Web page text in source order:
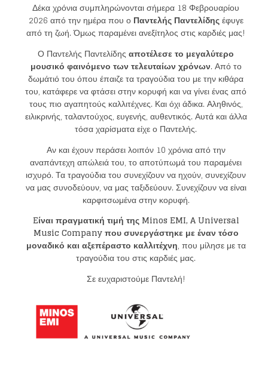
Δέκα χρόνια συμπληρώνονται σήμερα 18 Φεβρουαρίου
2026 από την ημέρα που ο Παντελής Παντελίδηςέφυγε
από τη ζωή. Όμως παραμένει ανεξίτηλος στις καρδιές μας!
Ο Παντελής Παντελίδηςαποτέλεσε το μεγαλύτερο
μουσικό φαινόμενο των τελευταίων χρόνων. Από το
δωμάτιό του όπου έπαιζε τα τραγούδια του με την κιθάρα
του, κατάφερε να φτάσει στην κορυφή και να γίνει ένας από
τους πιο αγαπητούς καλλιτέχνες. Και όχι άδικα. Αληθινός,
ειλικρινής, ταλαντούχος, ευγενής, αυθεντικός. Αυτά και άλλα
τόσα χαρίσματα είχε ο Παντελής.
Αν και έχουν περάσει λοιπόν 10 χρόνια από την
αναπάντεχη απώλειά του, το αποτύπωμά του παραμένει
ισχυρό. Τα τραγούδια του συνεχίζουν να ηχούν, συνεχίζουν
να μας συνοδεύουν, να μας ταξιδεύουν. Συνεχίζουν να είναι
καρφιτσωμένα στην κορυφή.
Eίναι πραγματική τιμή της Minos EMI, A Universal
Music Companyπου συνεργάστηκε με έναν τόσο
μοναδικό και αξεπέραστο καλλιτέχνη, που μίλησε με τα
τραγούδια του στις καρδιές μας.
Σε ευχαριστούμε Παντελή!
Loading your form, please wait...